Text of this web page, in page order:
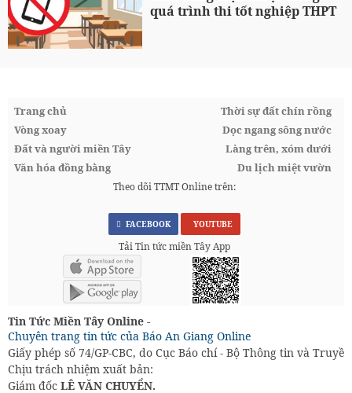
quá trình thi tốt nghiệp THPT
Trang chủ
Thời sự đất chín rồng
Vòng xoay
Dọc ngang sông nước
Đất và người miền Tây
Làng trên, xóm dưới
Văn hóa đồng bằng
Du lịch miệt vườn
Theo dõi TTMT Online trên:
FACEBOOK YOUTUBE
Tải Tin tức miền Tây App
Tin Tức Miền Tây Online -
Chuyên trang tin tức của Báo An Giang Online
Giấy phép số 74/GP-CBC, do Cục Báo chí - Bộ Thông tin và
Chịu trách nhiệm xuất bản:
Giám đốc LÊ VĂN CHUYỂN.